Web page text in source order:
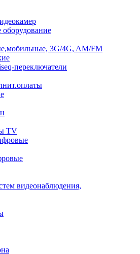
3G/4G, AM/FM
переключатели
TV
видеонаблюдения,